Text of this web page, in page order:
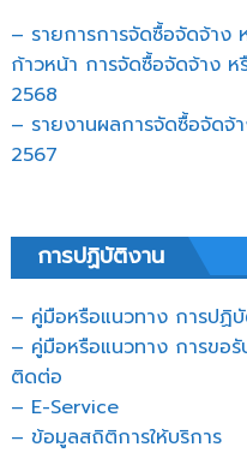
– รายการการจัดซื้อจัดจ้าง
ก้าวหน้า การจัดซื้อจัดจ้าง
2568
– รายงานผลการจัดซื้อจัดจ้
2567
การปฏิบัติงาน
– คู่มือหรือแนวทาง การปฏิ
– คู่มือหรือแนวทาง การขอรั
ติดต่อ
– E-Service
– ข้อมูลสถิติการให้บริการ